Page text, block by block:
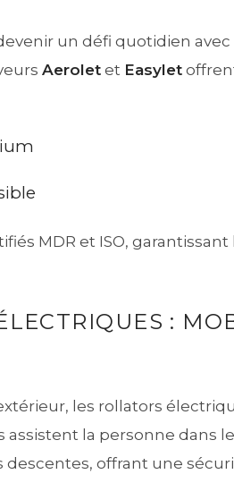
un défi quotidien
Aerolet et Easylet
MDR et ISO,
:
les rollators
assistent la personne dans
offrant une